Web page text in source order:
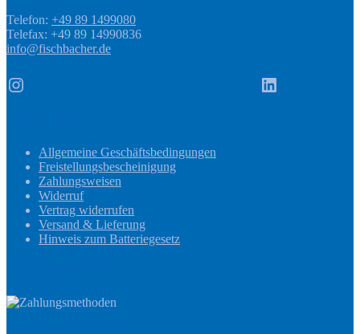
Telefon: +49 89 1499080
Telefax: +49 89 14990836
info@fischbacher.de
Instagram LinkedIn
Allgemeine Geschäftsbedingungen
Freistellungsbescheinigung
Zahlungsweisen
Widerruf
Vertrag widerrufen
Versand & Lieferung
Hinweis zum Batteriegesetz